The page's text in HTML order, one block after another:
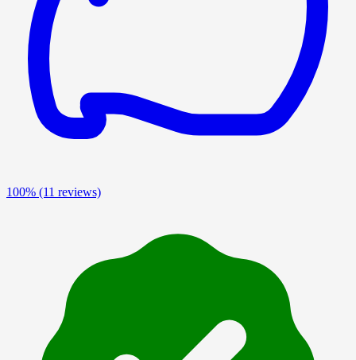
100% (11 reviews)